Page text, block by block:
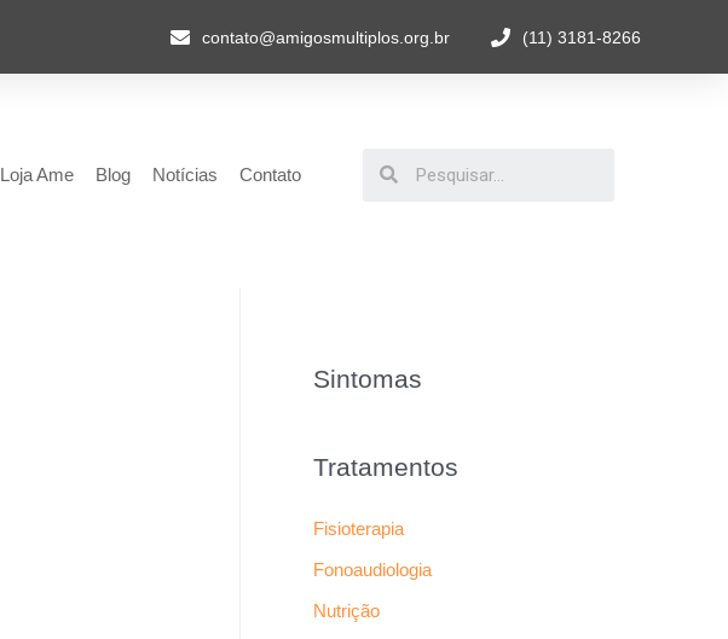
contato@amigosmultiplos.org.br (11) 3181-8266
Loja Ame Blog Notícias Contato
Sintomas
Tratamentos
Fisioterapia
Fonoaudiologia
Nutrição